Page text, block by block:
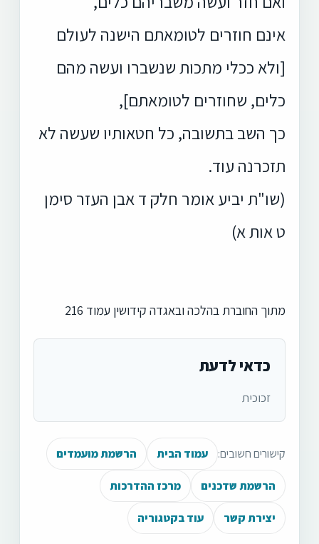
אינם חוזרים לטומאתם הישנה לעולם
[ולא ככלי מתכות שנשברו ועשה מהם
כלים, שחוזרים לטומאתם],
כך השב בתשובה, כל חטאותיו שעשה לא
תזכרנה עוד.
(שו"ת יביע אומר חלק ד אבן העזר סימן
ט אות א)
מתוך החוברת בהלכה ובאגדה קידושין עמוד 216
כדאי לדעת
זכוכית
קישורים חשובים: עמוד הבית הרשמת מועמדים
הרשמת שדכנים מרכז ההדרכות
יצירת קשר עוד בקטגוריה